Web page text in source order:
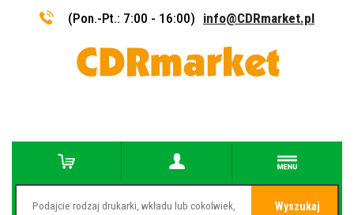
(Pon.-Pt.: 7:00 - 16:00) info@CDRmarket.pl
Wyszukaj